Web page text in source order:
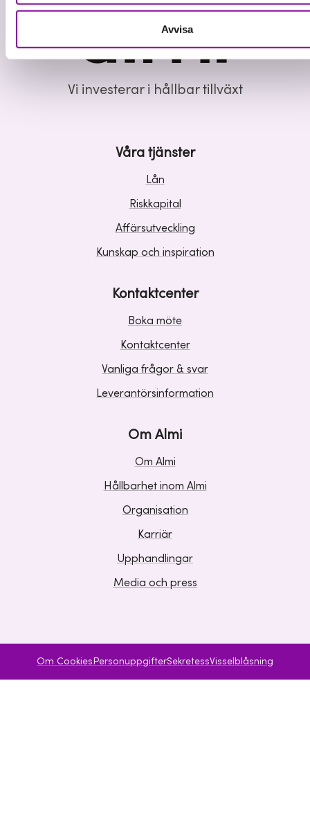
Avvisa
Vi investerar i hållbar tillväxt
Våra tjänster
Lån
Riskkapital
Affärsutveckling
Kunskap och inspiration
Kontaktcenter
Boka möte
Kontaktcenter
Vanliga frågor & svar
Leverantörsinformation
Om Almi
Om Almi
Hållbarhet inom Almi
Organisation
Karriär
Upphandlingar
Media och press
Om CookiesPersonuppgifterSekretessVisselblåsning